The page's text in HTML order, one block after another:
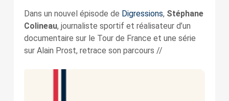
Dans un nouvel épisode de Digressions, Stéphane
Colineau, journaliste sportif et réalisateur d’un
documentaire sur le Tour de France et une série
sur Alain Prost, retrace son parcours //